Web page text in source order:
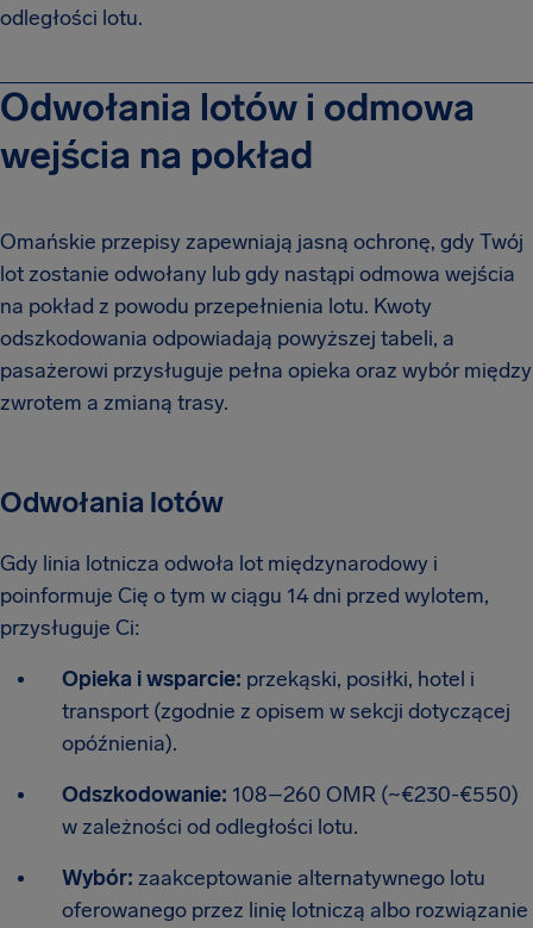
odległości lotu.
Odwołania lotów i odmowa
wejścia na pokład
Omańskie przepisy zapewniają jasną ochronę, gdy Twój
lot zostanie odwołany lub gdy nastąpi odmowa wejścia
na pokład z powodu przepełnienia lotu. Kwoty
odszkodowania odpowiadają powyższej tabeli, a
pasażerowi przysługuje pełna opieka oraz wybór między
zwrotem a zmianą trasy.
Odwołania lotów
Gdy linia lotnicza odwoła lot międzynarodowy i
poinformuje Cię o tym w ciągu 14 dni przed wylotem,
przysługuje Ci:
Opieka i wsparcie: przekąski, posiłki, hotel i
transport (zgodnie z opisem w sekcji dotyczącej
opóźnienia).
Odszkodowanie: 108–260 OMR (~€230-€550)
w zależności od odległości lotu.
Wybór: zaakceptowanie alternatywnego lotu
oferowanego przez linię lotniczą albo rozwiązanie